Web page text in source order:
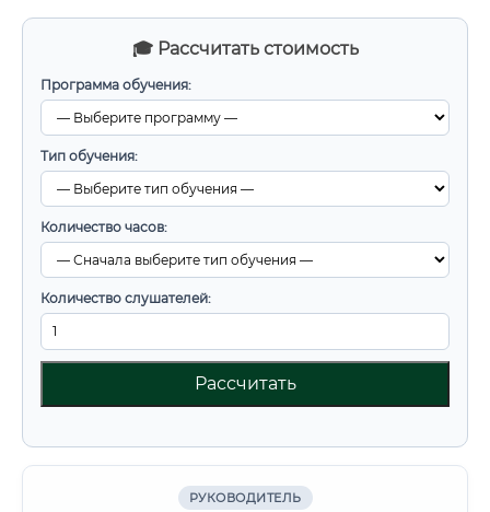
🎓 Рассчитать стоимость
Программа обучения:
Тип обучения:
Количество часов:
Количество слушателей:
Рассчитать
РУКОВОДИТЕЛЬ